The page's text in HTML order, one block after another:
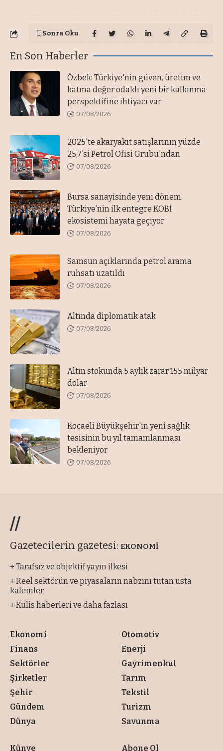
Sonra Oku
En Son Haberler
Özbek: Türkiye'nin güven, üretim ve
katma değer odaklı yeni bir kalkınma
perspektifine ihtiyacı var
07/08/2026
2025'te akaryakıt satışlarının yüzde
25,7'si Petrol Ofisi Grubu'ndan
07/08/2026
Bursa sanayisinde yeni dönem:
Türkiye’nin ilk entegre KOBİ
ekosistemi hayata geçiyor
07/08/2026
Samsun açıklarında petrol arama
ruhsatı uzatıldı
07/08/2026
Altında diplomatik atak
07/08/2026
Altın stokunda 5 aylık zarar 155 milyar
dolar
07/08/2026
Kocaeli Büyükşehir'in yeni sağlık
tesisinin bu yıl tamamlanması
bekleniyor
07/08/2026
//
Gazetecilerin gazetesi: EKONOMİ
+ Tarafsız ve objektif yayın ilkesi
+ Reel sektörün ve piyasaların nabzını tutan usta
kalemler
+ Kulis haberleri ve daha fazlası
Ekonomi
Finans
Sektörler
Şirketler
Şehir
Gündem
Dünya
Otomotiv
Enerji
Gayrimenkul
Tarım
Tekstil
Turizm
Savunma
Künye Abone Ol